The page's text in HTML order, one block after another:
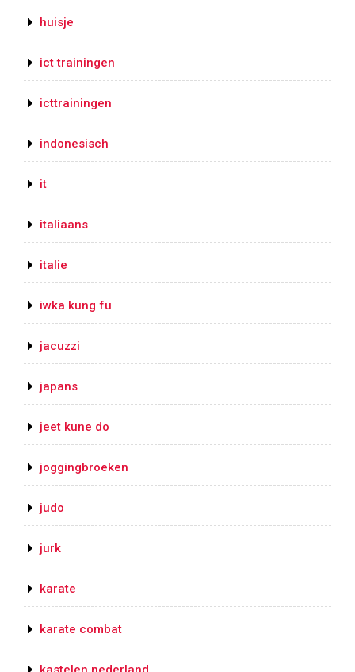
huisje
ict trainingen
icttrainingen
indonesisch
it
italiaans
italie
iwka kung fu
jacuzzi
japans
jeet kune do
joggingbroeken
judo
jurk
karate
karate combat